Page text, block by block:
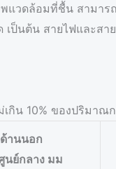
วดล้อมที่ชื้น สามาร
นต้น สายไฟและสา
กิน 10% ของปริมาณ
านนอก
นย์กลาง มม